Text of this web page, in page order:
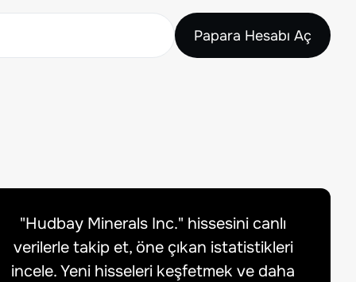
Papara Hesabı Aç
"Hudbay Minerals Inc." hissesini canlı
verilerle takip et, öne çıkan istatistikleri
incele. Yeni hisseleri keşfetmek ve daha